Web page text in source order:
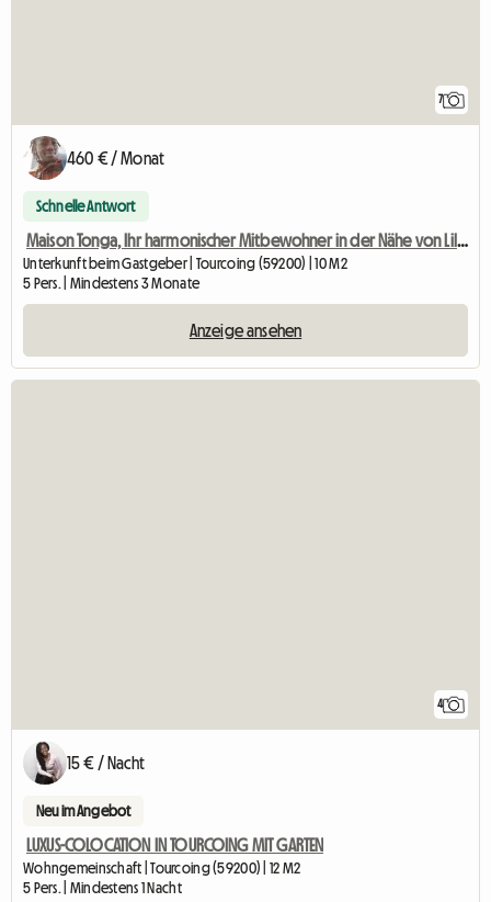
7
460 € / Monat
Schnelle Antwort
Maison Tonga, Ihr harmonischer Mitbewohner in der Nähe von Lille
Unterkunft beim Gastgeber | Tourcoing (59200) | 10 M2
5 Pers. | Mindestens 3 Monate
Anzeige ansehen
4
15 € / Nacht
Neu im Angebot
LUXUS-COLOCATION IN TOURCOING MIT GARTEN
Wohngemeinschaft | Tourcoing (59200) | 12 M2
5 Pers. | Mindestens 1 Nacht